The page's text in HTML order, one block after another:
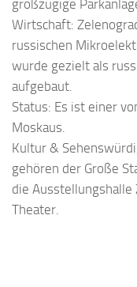
großzügige
Wirtschaft:
russischen
wurde gezielt als
aufgebaut.
Status: Es ist einer
Moskaus.
Kultur &
gehören der Große
die Ausstellungshalle
Theater.